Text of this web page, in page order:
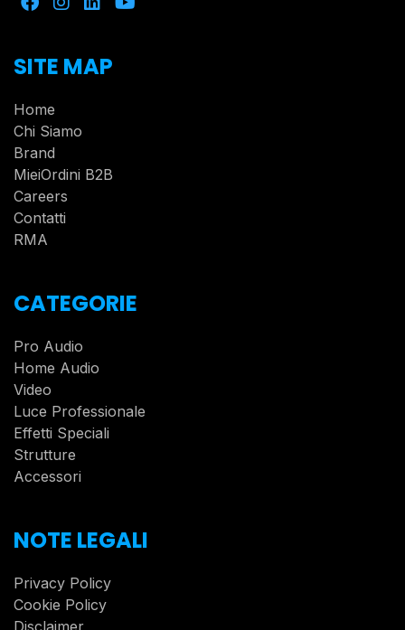
SITE MAP
Home
Chi Siamo
Brand
MieiOrdini B2B
Careers
Contatti
RMA
CATEGORIE
Pro Audio
Home Audio
Video
Luce Professionale
Effetti Speciali
Strutture
Accessori
NOTE LEGALI
Privacy Policy
Cookie Policy
Disclaimer